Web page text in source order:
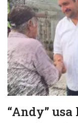
“Andy”